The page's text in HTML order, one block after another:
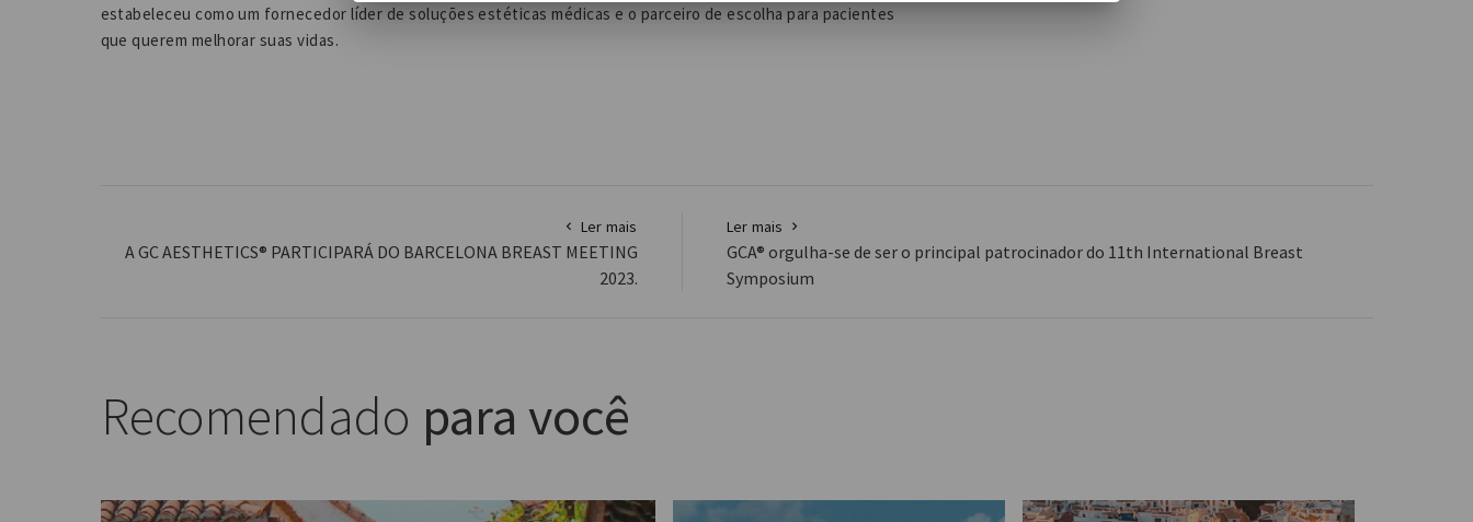
estabeleceu como um fornecedor líder de soluções estéticas médicas e o parceiro de escolha para pacientes
que querem melhorar suas vidas.
Ler mais
A GC AESTHETICS® PARTICIPARÁ DO BARCELONA BREAST MEETING
2023.
Ler mais
GCA® orgulha-se de ser o principal patrocinador do 11th International Breast
Symposium
Recomendado para você